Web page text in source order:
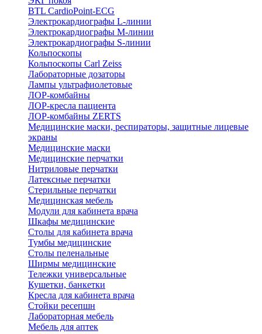
BTL CardioPoint-ECG
Электрокардиографы L-линии
Электрокардиографы M-линии
Электрокардиографы S-линии
Кольпоскопы
Кольпоскопы Carl Zeiss
Лабораторные дозаторы
Лампы ультрафиолетовые
ЛОР-комбайны
ЛОР-кресла пациента
ЛОР-комбайны ZERTS
Медицинские маски, респираторы, защитные лицевые
экраны
Медицинские маски
Медицинские перчатки
Нитриловые перчатки
Латексные перчатки
Стерильные перчатки
Медицинская мебель
Модули для кабинета врача
Шкафы медицинские
Столы для кабинета врача
Тумбы медицинские
Столы пеленальные
Ширмы медицинские
Тележки универсальные
Кушетки, банкетки
Кресла для кабинета врача
Стойки ресепшн
Лабораторная мебель
Мебель для аптек